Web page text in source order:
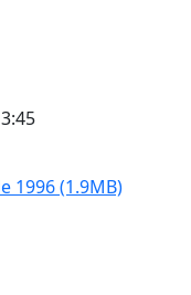
1996(1.9MB)